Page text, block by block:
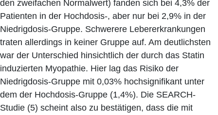
den zweifachen Normalwert) fanden sich bei 4,3% der
Patienten in der Hochdosis-, aber nur bei 2,9% in der
Niedrigdosis-Gruppe. Schwerere Lebererkrankungen
traten allerdings in keiner Gruppe auf. Am deutlichsten
war der Unterschied hinsichtlich der durch das Statin
induzierten Myopathie. Hier lag das Risiko der
Niedrigdosis-Gruppe mit 0,03% hochsignifikant unter
dem der Hochdosis-Gruppe (1,4%). Die SEARCH-
Studie (5) scheint also zu bestätigen, dass die mit